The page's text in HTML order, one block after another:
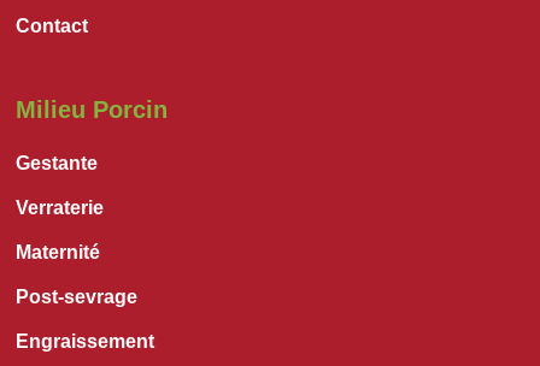
Contact
Milieu Porcin
Gestante
Verraterie
Maternité
Post-sevrage
Engraissement